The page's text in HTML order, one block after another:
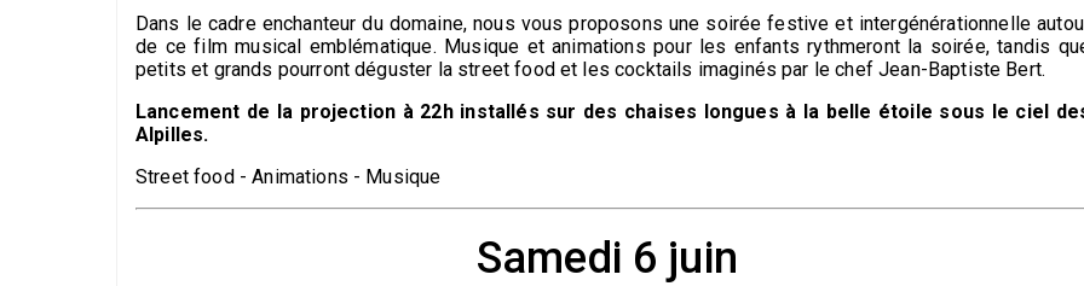
Dans le cadre enchanteur du domaine, nous vous proposons une soirée festive et intergénérationnelle
de ce film musical emblématique. Musique et animations pour les enfants rythmeront la soirée, tandis
petits et grands pourront déguster la street food et les cocktails imaginés par le chef Jean-Baptiste Bert.
Lancement de la projection à 22h installés sur des chaises longues à la belle étoile sous le ciel
Alpilles.
Street food - Animations - Musique
Samedi 6 juin